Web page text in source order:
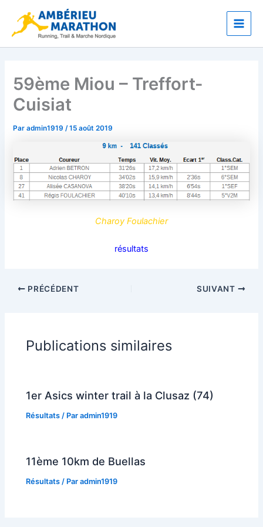
contenu
Main
59ème Miou – Treffort-
Cuisiat
Paradmin1919/15 août 2019
Charoy Foulachier
résultats
PRÉCÉDENT SUIVANT
Publications similaires
1er Asics winter trail à la Clusaz (74)
Résultats / Paradmin1919
11ème 10km de Buellas
Résultats / Paradmin1919